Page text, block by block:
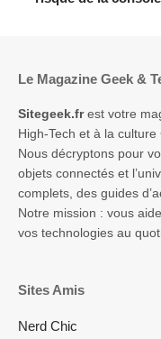
Le Magazine Geek &
Sitegeek.frest votre
High-Tech et à la culture
Nous décryptons pour
objets connectés et
complets, des guides
Notre mission : vous
vos technologies au
Sites Amis
Nerd Chic